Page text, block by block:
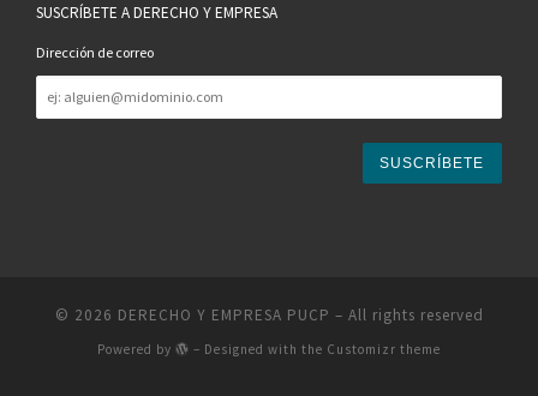
SUSCRÍBETE A DERECHO Y EMPRESA
Dirección de correo
de
correo
© 2026 DERECHO Y EMPRESA PUCP – All rights reserved
Powered by – Designed with the Customizr theme